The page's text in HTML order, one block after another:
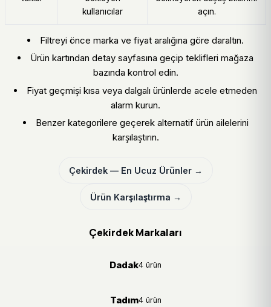
kullanıcılar
açın.
Filtreyi önce marka ve fiyat aralığına göre daraltın.
Ürün kartından detay sayfasına geçip teklifleri mağaza
bazında kontrol edin.
Fiyat geçmişi kısa veya dalgalı ürünlerde acele etmeden
alarm kurun.
Benzer kategorilere geçerek alternatif ürün ailelerini
karşılaştırın.
Çekirdek — En Ucuz Ürünler →
Ürün Karşılaştırma →
Çekirdek Markaları
Dadak4 ürün
Tadım4 ürün